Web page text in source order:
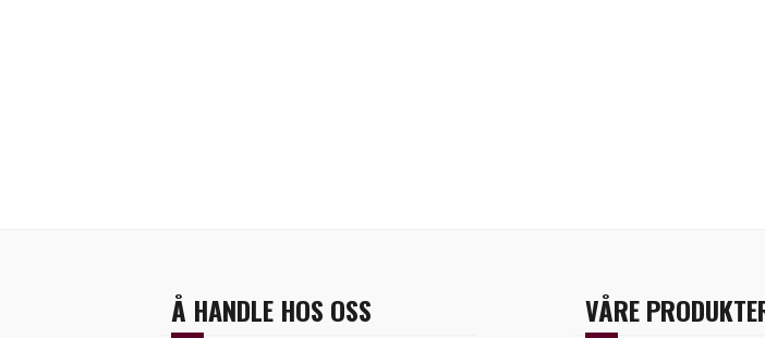
Å HANDLE HOS OSS VÅRE